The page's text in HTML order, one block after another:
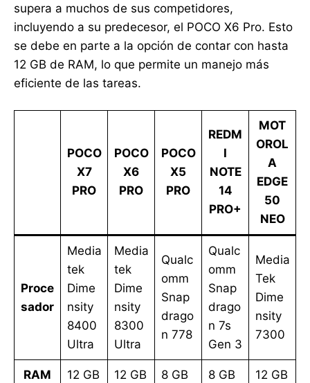
supera a muchos de sus competidores,
incluyendo a su predecesor, el POCO X6 Pro. Esto
se debe en parte a la opción de contar con hasta
12 GB de RAM, lo que permite un manejo más
eficiente de las tareas.
POCO
X7
PRO
POCO
X6
PRO
POCO
X5
PRO
REDM
I
NOTE
14
PRO+
MOT
OROL
A
EDGE
50
NEO
Proce
sador
Media
tek
Dime
nsity
8400
Ultra
Media
tek
Dime
nsity
8300
Ultra
Qualc
omm
Snap
drago
n 778
Qualc
omm
Snap
drago
n 7s
Gen 3
Media
Tek
Dime
nsity
7300
RAM 12 GB 12 GB 8 GB 8 GB 12 GB